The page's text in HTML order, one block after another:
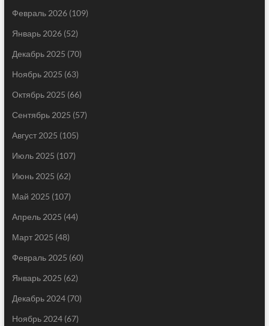
Февраль 2026(109)
Январь 2026(52)
Декабрь 2025 (70)
Ноябрь 2025 (63)
Октябрь 2025 (66)
Сентябрь 2025 (57)
Август 2025 (105)
Июль 2025 (107)
Июнь 2025 (62)
Май 2025 (107)
Апрель 2025 (44)
Март 2025 (48)
Февраль 2025 (60)
Январь 2025 (62)
Декабрь 2024(70)
Ноябрь 2024(67)